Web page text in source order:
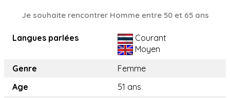
Je souhaite rencontrer Homme entre 50 et 65 ans
Langues parlées
Courant
Moyen
Genre
Femme
Age
51 ans